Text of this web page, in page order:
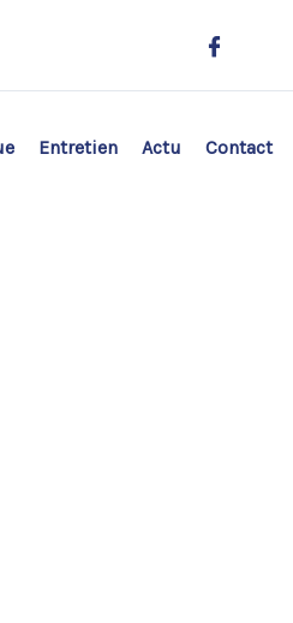
Entretien Actu Contact